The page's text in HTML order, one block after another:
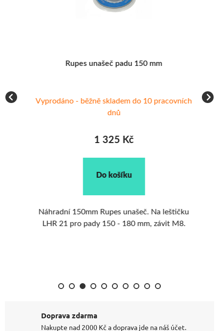
Rupes unašeč padu 150 mm
Vyprodáno - běžně skladem do 10 pracovních
dnů
1 325 Kč
Do košíku
Náhradní 150mm Rupes unašeč. Na leštičku
LHR 21 pro pady 150 - 180 mm, závit M8.
Doprava zdarma
Nakupte nad 2000 Kč a doprava jde na náš účet.